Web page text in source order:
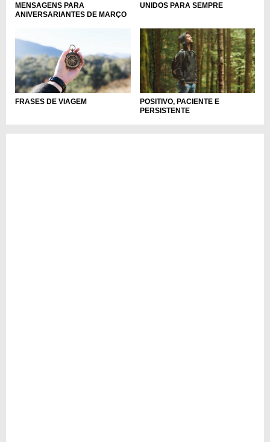
MENSAGENS PARA
ANIVERSARIANTES DE MARÇO
UNIDOS PARA SEMPRE
FRASES DE VIAGEM
POSITIVO, PACIENTE E
PERSISTENTE